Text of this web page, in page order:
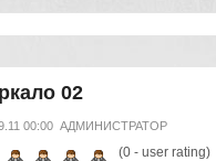
02
00:00 АДМИНИСТРАТОР
(0- user rating)